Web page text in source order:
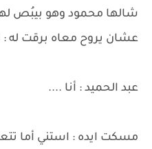
شالها محمود وهو بيبُص
عشان يروح معاه برقت له :
عبد الحميد : أنا ....
مسكت ايده : استني أما